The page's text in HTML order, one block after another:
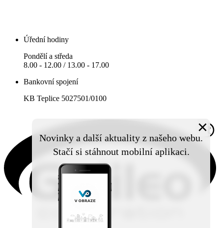
Novinky a další aktuality z našeho webu.
Stačí si stáhnout mobilní aplikaci.
×
Úřední hodiny
Pondělí a středa
8.00 - 12.00 / 13.00 - 17.00
Bankovní spojení
KB Teplice 5027501/0100